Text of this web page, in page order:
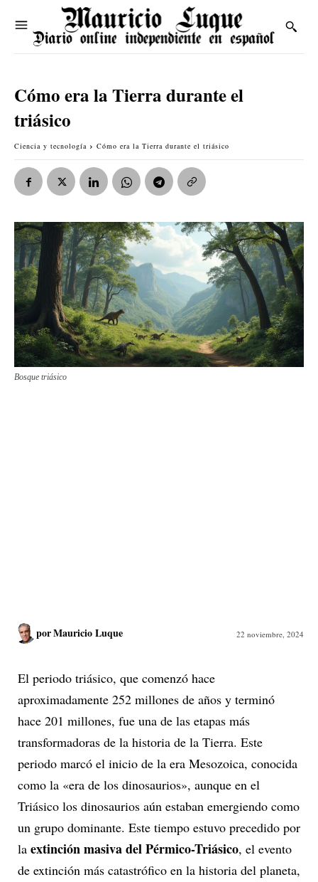
Cómo era la Tierra durante el
triásico
Ciencia y tecnología Cómo era la Tierra durante el triásico
Bosque triásico
porMauricio Luque 22 noviembre, 2024
El periodo triásico, que comenzó hace
aproximadamente 252 millones de años y terminó
hace 201 millones, fue una de las etapas más
transformadoras de la historia de la Tierra. Este
periodo marcó el inicio de la era Mesozoica, conocida
como la «era de los dinosaurios», aunque en el
Triásico los dinosaurios aún estaban emergiendo como
un grupo dominante. Este tiempo estuvo precedido por
la extinción masiva del Pérmico-Triásico, el evento
de extinción más catastrófico en la historia del planeta,